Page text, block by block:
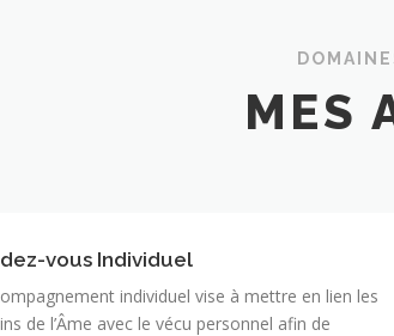
MES
vous Individuel
individuel vise à mettre en lien les
de l’Âme avec le vécu personnel afin de